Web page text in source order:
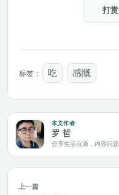
打赏
标签： 吃 感慨
本文作者
罗 哲
上一篇